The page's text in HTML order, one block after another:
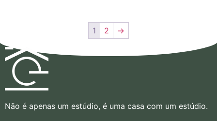
1 2 →
Não é apenas um estúdio, é uma casa com um estúdio.